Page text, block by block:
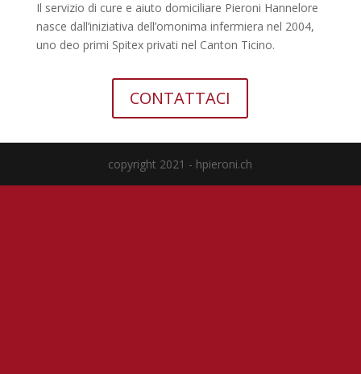
Il servizio di cure e aiuto domiciliare Pieroni Hannelore
nasce dall’iniziativa dell’omonima infermiera nel 2004,
uno deo primi Spitex privati nel Canton Ticino.
CONTATTACI
copyright 2021 - hpieroni.ch